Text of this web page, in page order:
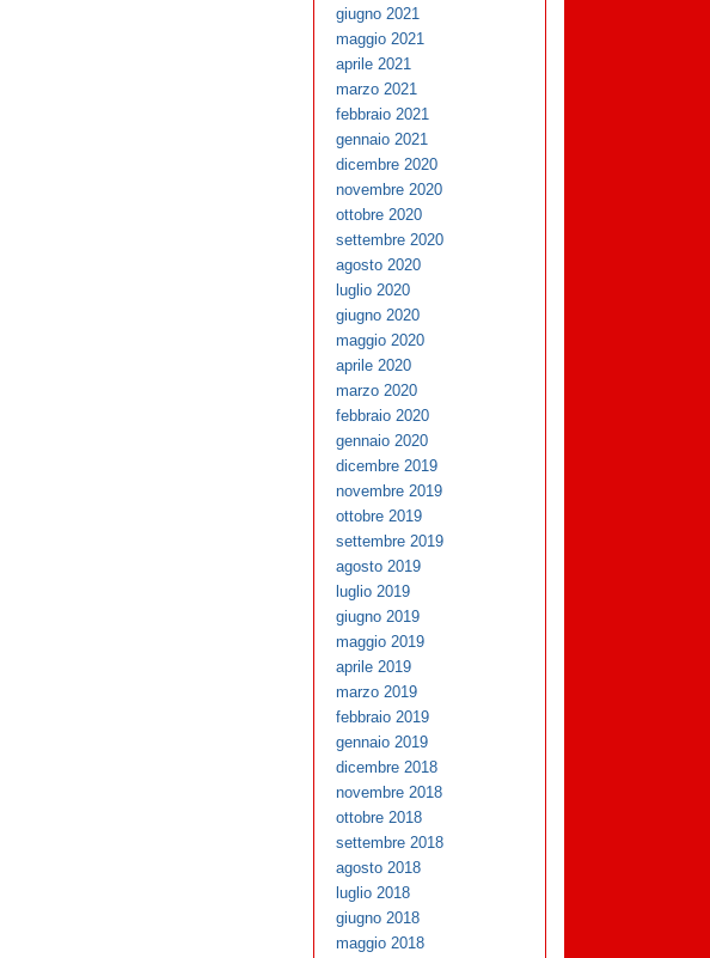
giugno 2021
maggio 2021
aprile 2021
marzo 2021
febbraio 2021
gennaio 2021
dicembre 2020
novembre 2020
ottobre 2020
settembre 2020
agosto 2020
luglio 2020
giugno 2020
maggio 2020
aprile 2020
marzo 2020
febbraio 2020
gennaio 2020
dicembre 2019
novembre 2019
ottobre 2019
settembre 2019
agosto 2019
luglio 2019
giugno 2019
maggio 2019
aprile 2019
marzo 2019
febbraio 2019
gennaio 2019
dicembre 2018
novembre 2018
ottobre 2018
settembre 2018
agosto 2018
luglio 2018
giugno 2018
maggio 2018